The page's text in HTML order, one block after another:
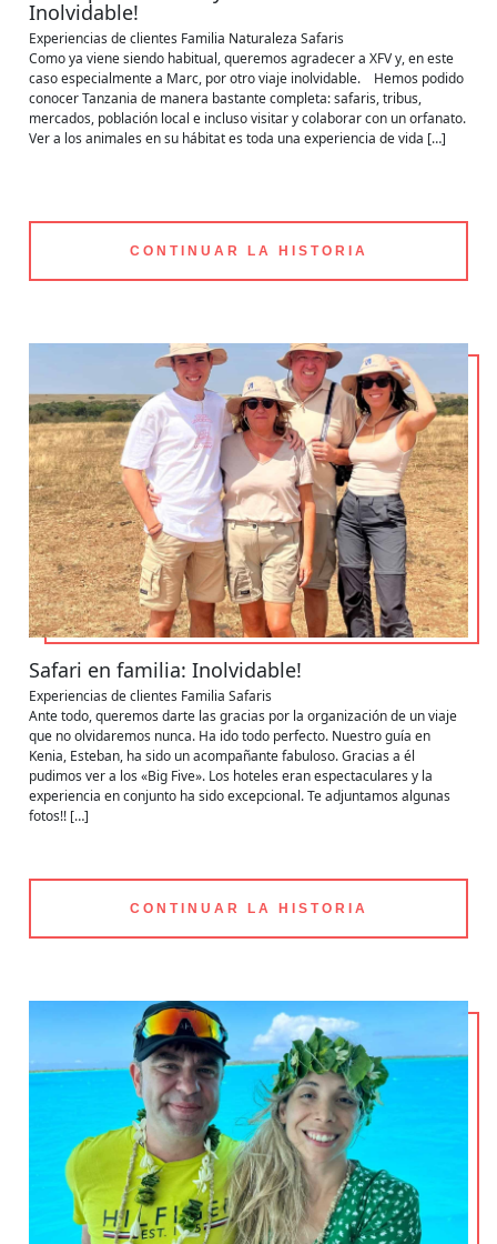
Inolvidable!
Experiencias de clientes Familia Naturaleza Safaris
Como ya viene siendo habitual, queremos agradecer a XFV y, en este
caso especialmente a Marc, por otro viaje inolvidable. Hemos podido
conocer Tanzania de manera bastante completa: safaris, tribus,
mercados, población local e incluso visitar y colaborar con un orfanato.
Ver a los animales en su hábitat es toda una experiencia de vida […]
CONTINUAR LA HISTORIA
Safari en familia: Inolvidable!
Experiencias de clientes Familia Safaris
Ante todo, queremos darte las gracias por la organización de un viaje
que no olvidaremos nunca. Ha ido todo perfecto. Nuestro guía en
Kenia, Esteban, ha sido un acompañante fabuloso. Gracias a él
pudimos ver a los «Big Five». Los hoteles eran espectaculares y la
experiencia en conjunto ha sido excepcional. Te adjuntamos algunas
fotos!! […]
CONTINUAR LA HISTORIA